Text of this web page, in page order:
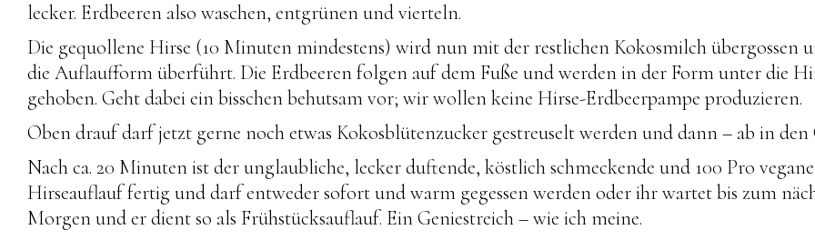
lecker. Erdbeeren also waschen, entgrünen und vierteln.
Die gequollene Hirse (10 Minuten mindestens) wird nun mit der restlichen Kokosmilch übergossen
die Auflaufform überführt. Die Erdbeeren folgen auf dem Fuße und werden in der Form unter die
gehoben. Geht dabei ein bisschen behutsam vor; wir wollen keine Hirse-Erdbeerpampe produzieren.
Oben drauf darf jetzt gerne noch etwas Kokosblütenzucker gestreuselt werden und dann – ab in den
Nach ca. 20 Minuten ist der unglaubliche, lecker duftende, köstlich schmeckende und 100 Pro vegane
Hirseauflauf fertig und darf entweder sofort und warm gegessen werden oder ihr wartet bis zum
Morgen und er dient so als Frühstücksauflauf. Ein Geniestreich – wie ich meine.